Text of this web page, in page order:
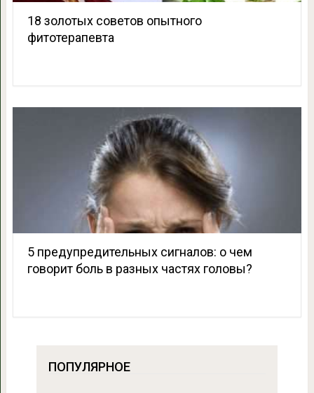
18 золотых советов опытного
фитотерапевта
5 предупредительных сигналов: о чем
говорит боль в разных частях головы?
ПОПУЛЯРНОЕ